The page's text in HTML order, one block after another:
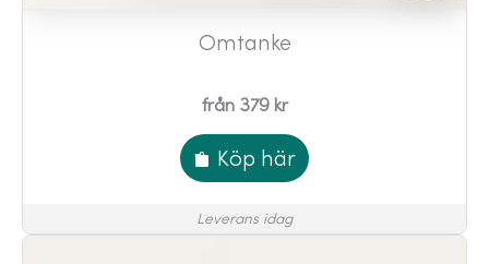
Omtanke
från 379 kr
Köp här
Leverans idag